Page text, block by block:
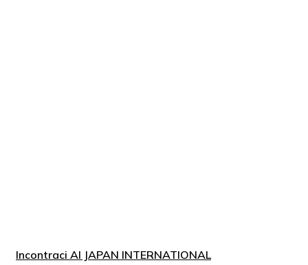
Incontraci Al JAPAN INTERNATIONAL